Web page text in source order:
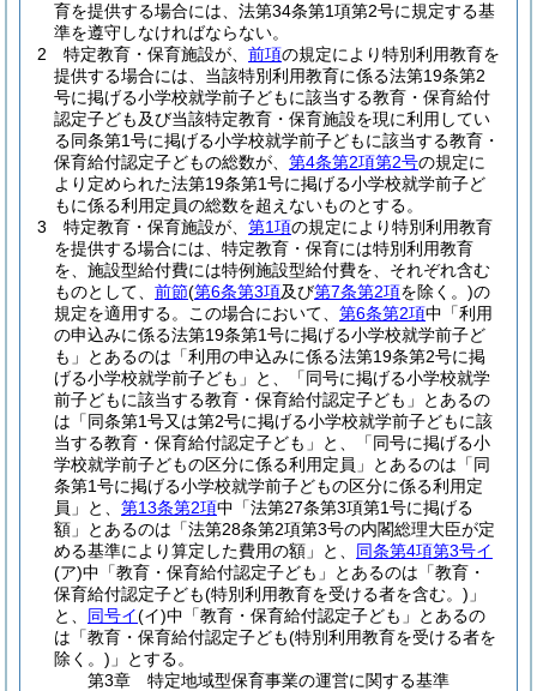
育を提供する場合には、法第34条第1項第2号に規定する基
準を遵守しなければならない。
2
特定教育・保育施設が、 前項の規定により特別利用教育を
提供する場合には、当該特別利用教育に係る法第19条第2
号に掲げる小学校就学前子どもに該当する教育・保育給付
認定子ども及び当該特定教育・保育施設を現に利用してい
る同条第1号に掲げる小学校就学前子どもに該当する教育・
保育給付認定子どもの総数が、 第4条第2項第2号の規定に
より定められた法第19条第1号に掲げる小学校就学前子ど
もに係る利用定員の総数を超えないものとする。
3
特定教育・保育施設が、 第1項の規定により特別利用教育
を提供する場合には、特定教育・保育には特別利用教育
を、施設型給付費には特例施設型給付費を、それぞれ含む
ものとして、 前節(第6条第3項及び第7条第2項を除く。)の
規定を適用する。
この場合において、 第6条第2項中「利用
の申込みに係る法第19条第1号に掲げる小学校就学前子ど
も」とあるのは「利用の申込みに係る法第19条第2号に掲
げる小学校就学前子ども」と、「同号に掲げる小学校就学
前子どもに該当する教育・保育給付認定子ども」とあるの
は「同条第1号又は第2号に掲げる小学校就学前子どもに該
当する教育・保育給付認定子ども」と、「同号に掲げる小
学校就学前子どもの区分に係る利用定員」とあるのは「同
条第1号に掲げる小学校就学前子どもの区分に係る利用定
員」と、 第13条第2項中「法第27条第3項第1号に掲げる
額」とあるのは「法第28条第2項第3号の内閣総理大臣が定
める基準により算定した費用の額」と、 同条第4項第3号イ
(ア)中「教育・保育給付認定子ども」とあるのは「教育・
保育給付認定子ども(特別利用教育を受ける者を含む。) 」
と、 同号イ(イ)中「教育・保育給付認定子ども」とあるの
は「教育・保育給付認定子ども(特別利用教育を受ける者を
除く。) 」とする。
第3章
特定地域型保育事業の運営に関する基準